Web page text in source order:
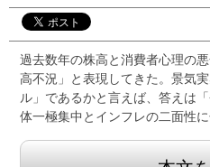
過去数年の株高と消費者心理の
高不況」と表現してきた。景気
ル」であるかと言えば、答えは
体一極集中とインフレの二面性に